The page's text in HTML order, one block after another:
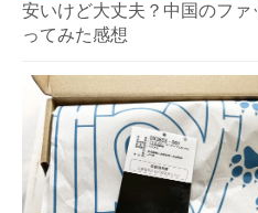
安いけど大丈夫？中国のフ
ってみた感想